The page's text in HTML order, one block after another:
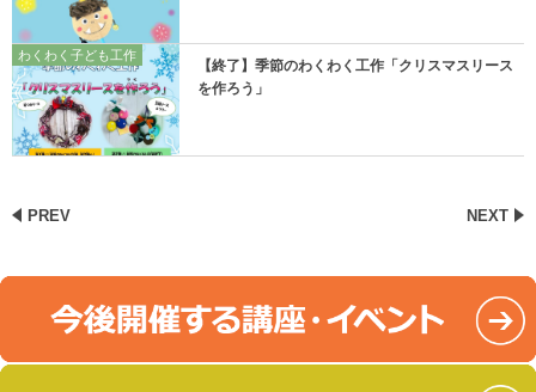
わくわく子ども工作
【終了】季節のわくわく工作「クリスマスリース
を作ろう」
PREV NEXT